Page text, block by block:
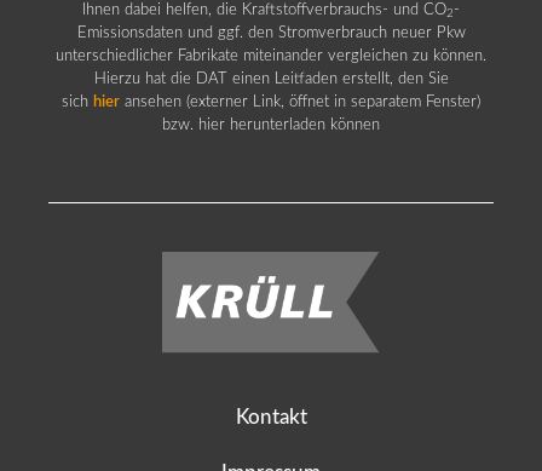
Ihnen dabei helfen, die Kraftstoffverbrauchs- und CO2 -
Emissionsdaten und ggf. den Stromverbrauch neuer Pkw
unterschiedlicher Fabrikate miteinander vergleichen zu können.
Hierzu hat die DAT einen Leitfaden erstellt, den Sie
sich hier ansehen (externer Link, öffnet in separatem Fenster)
bzw. hier herunterladen können
Kontakt